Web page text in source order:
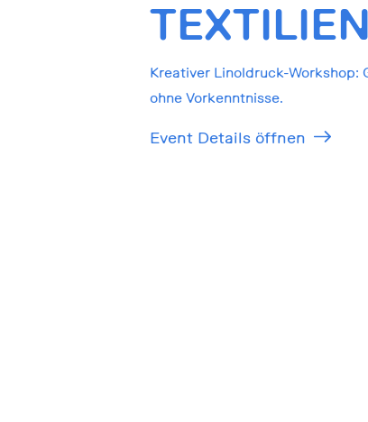
TEXTILIEN
Kreativer Linoldruck-Workshop:
ohne Vorkenntnisse.
Event Details öffnen